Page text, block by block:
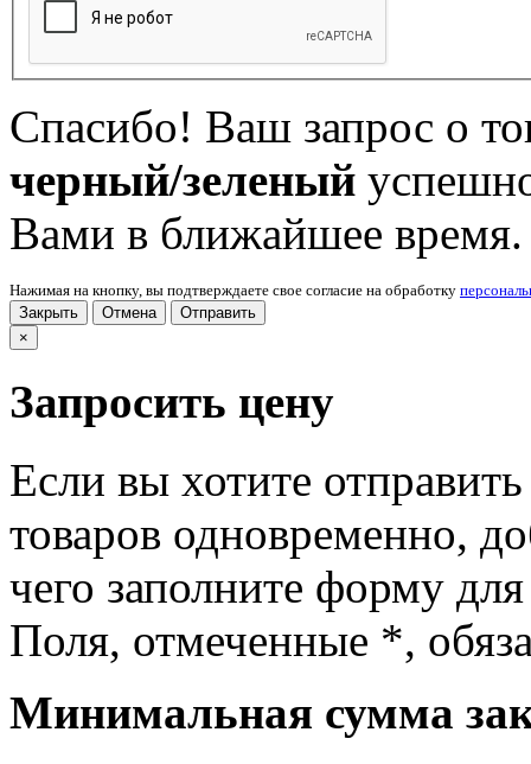
Спасибо! Ваш запрос о
черный/зеленый
Вами в ближайшее время.
Нажимая на кнопку, вы подтверждаете свое согласие на обработку
Закрыть
Отмена
Отправить
×
Запросить цену
Если вы хотите
товаров одновременно,
чего заполните форму
Поля, отмеченные *,
Минимальная сумма